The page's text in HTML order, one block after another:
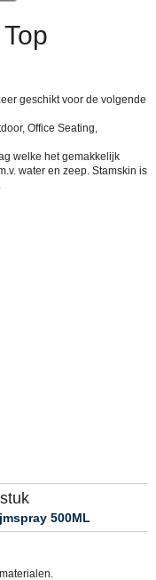
geschikt voor de volgende
Office Seating,
welke het gemakkelijk
water en zeep. Stamskin is
500ML